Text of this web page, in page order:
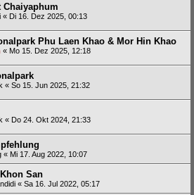
Chaiyaphum
« Di 16. Dez 2025, 00:13
Phu Laen Khao & Mor Hin Khao
« Mo 15. Dez 2025, 12:18
« So 15. Jun 2025, 21:32
« Do 24. Okt 2024, 21:33
« Mi 17. Aug 2022, 10:07
San
« Sa 16. Jul 2022, 05:17